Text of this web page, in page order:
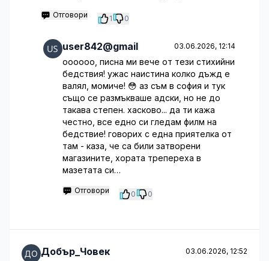
Отговори 1 0
user842@gmail 03.06.2026, 12:14
оооооо, писна ми вече от тези стихийни
бедствия! ужас наистина колко дъжд е
валял, момиче! 😳 аз съм в софия и тук
също се размъкваше адски, но не до
такава степен. хасково... да ти кажа
честно, все едно си гледам филм на
бедствие! говорих с една приятелка от
там - каза, че са били затворени
магазините, хората трепереха в
мазетата си…
Отговори 0 0
Добър_Човек 03.06.2026, 12:52